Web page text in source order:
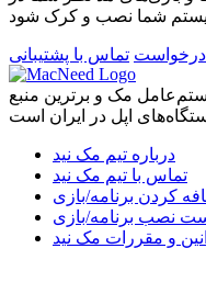
تماس با پشتیبانی
مک و برترین منبع
درباره تیم مک نید
تماس با تیم مک نید
کردن برنامه/بازی
نصب برنامه/بازی
و مقررات مک نید